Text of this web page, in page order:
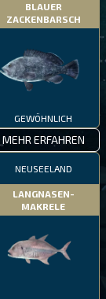
BLAUER
ZACKENBARSCH
GEWÖHNLICH
MEHR ERFAHREN
NEUSEELAND
LANGNASEN-
MAKRELE